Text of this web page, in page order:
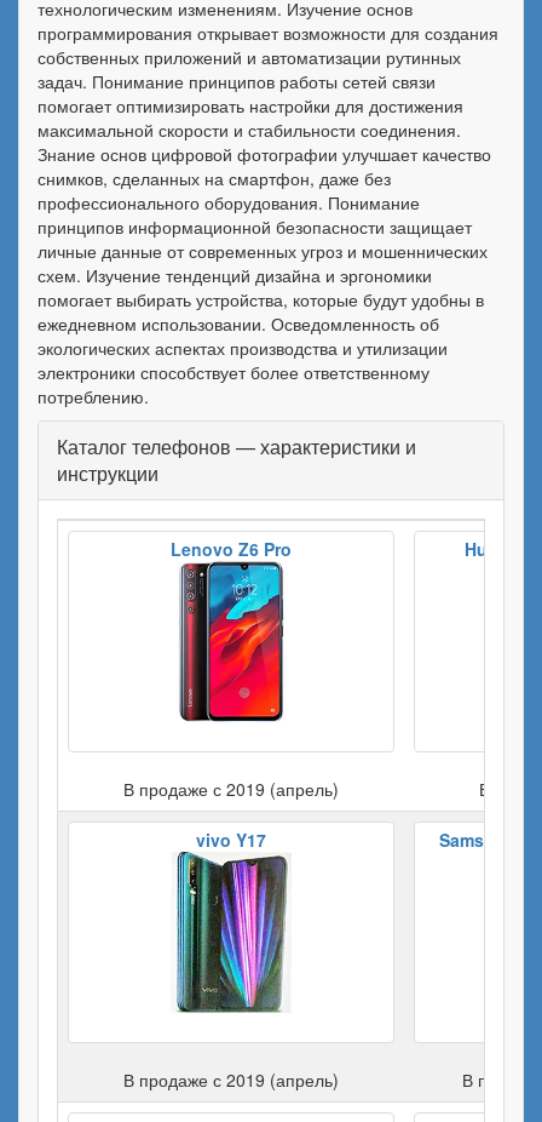
технологическим изменениям. Изучение основ
программирования открывает возможности для создания
собственных приложений и автоматизации рутинных
задач. Понимание принципов работы сетей связи
помогает оптимизировать настройки для достижения
максимальной скорости и стабильности соединения.
Знание основ цифровой фотографии улучшает качество
снимков, сделанных на смартфон, даже без
профессионального оборудования. Понимание
принципов информационной безопасности защищает
личные данные от современных угроз и мошеннических
схем. Изучение тенденций дизайна и эргономики
помогает выбирать устройства, которые будут удобны в
ежедневном использовании. Осведомленность об
экологических аспектах производства и утилизации
электроники способствует более ответственному
потреблению.
Каталог телефонов — характеристики и
инструкции
Lenovo Z6 Pro
В продаже с 2019 (апрель)
Huawei
В
vivo Y17
В продаже с 2019 (апрель)
Samsung
В